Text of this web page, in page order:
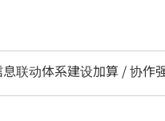
联动体系建设加算 / 协作